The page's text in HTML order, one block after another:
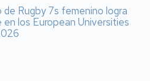
de Rugby 7s femenino logra
en los European Universities